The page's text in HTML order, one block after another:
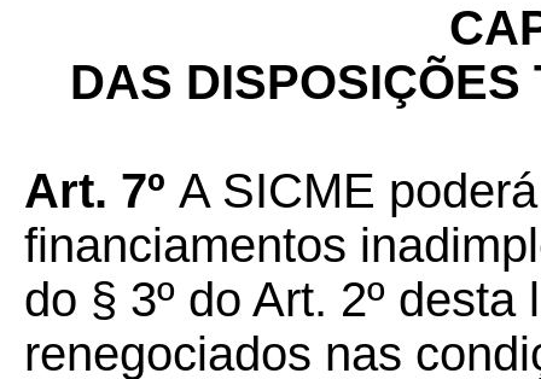
DAS
Art. 7º A SICME
financiamentos
do § 3º do Art. 2º
renegociados nas